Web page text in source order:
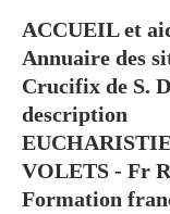
ACCUEIL et
Annuaire des
Crucifix de S.
description
VOLETS - Fr
Formation